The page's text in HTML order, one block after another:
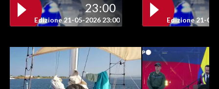
INSULARITÀ
ABBONATI
ANNUNCI
NECROLOGI
23:00
Edizione 21-05-2026 23:00 Edizione 21-05-